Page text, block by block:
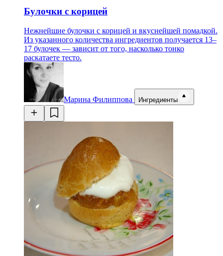
Булочки с корицей
Нежнейшие булочки с корицей и вкуснейшей помадкой.
Из указанного количества ингредиентов получается 13–
17 булочек — зависит от того, насколько тонко
раскатаете тесто.
Марина Филиппова Ингредиенты